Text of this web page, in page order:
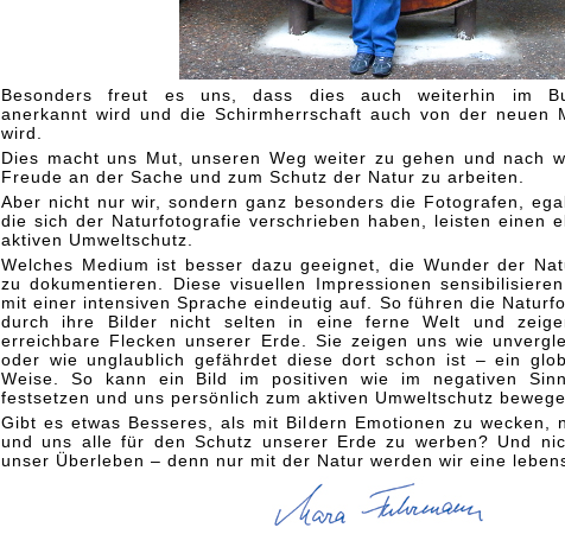
Besonders freut es uns, dass dies auch weiterhin im
anerkannt wird und die Schirmherrschaft auch von der neuen
wird.
Dies macht uns Mut, unseren Weg weiter zu gehen und nach
Freude an der Sache und zum Schutz der Natur zu arbeiten.
Aber nicht nur wir, sondern ganz besonders die Fotografen,
die sich der Naturfotografie verschrieben haben, leisten einen
aktiven Umweltschutz.
Welches Medium ist besser dazu geeignet, die Wunder der
zu dokumentieren. Diese visuellen Impressionen
mit einer intensiven Sprache eindeutig auf. So führen die
durch ihre Bilder nicht selten in eine ferne Welt und
erreichbare Flecken unserer Erde. Sie zeigen uns wie
oder wie unglaublich gefährdet diese dort schon ist – ein
Weise. So kann ein Bild im positiven wie im negativen
festsetzen und uns persönlich zum aktiven Umweltschutz
Gibt es etwas Besseres, als mit Bildern Emotionen zu wecken,
und uns alle für den Schutz unserer Erde zu werben? Und
unser Überleben – denn nur mit der Natur werden wir eine